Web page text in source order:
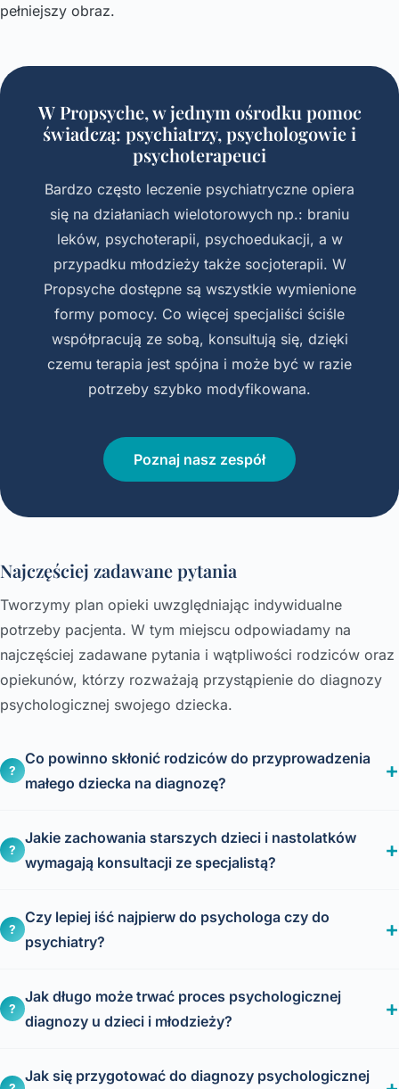
pełniejszy obraz.
W Propsyche, w jednym ośrodku pomoc
świadczą: psychiatrzy, psychologowie i
psychoterapeuci
Bardzo często leczenie psychiatryczne opiera
się na działaniach wielotorowych np.: braniu
leków, psychoterapii, psychoedukacji, a w
przypadku młodzieży także socjoterapii. W
Propsyche dostępne są wszystkie wymienione
formy pomocy. Co więcej specjaliści ściśle
współpracują ze sobą, konsultują się, dzięki
czemu terapia jest spójna i może być w razie
potrzeby szybko modyfikowana.
Poznaj nasz zespół
Najczęściej zadawane pytania
Tworzymy plan opieki uwzględniając indywidualne
potrzeby pacjenta. W tym miejscu odpowiadamy na
najczęściej zadawane pytania i wątpliwości rodziców oraz
opiekunów, którzy rozważają przystąpienie do diagnozy
psychologicznej swojego dziecka.
?
Co powinno skłonić rodziców do przyprowadzenia
małego dziecka na diagnozę?
?
Jakie zachowania starszych dzieci i nastolatków
wymagają konsultacji ze specjalistą?
?
Czy lepiej iść najpierw do psychologa czy do
psychiatry?
?
Jak długo może trwać proces psychologicznej
diagnozy u dzieci i młodzieży?
Jak się przygotować do diagnozy psychologicznej